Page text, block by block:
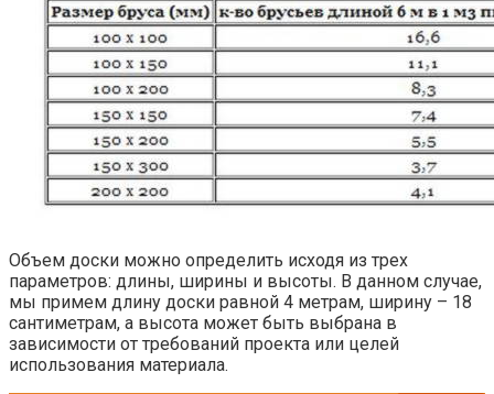
Объем доски можно определить исходя из трех
параметров: длины, ширины и высоты. В данном случае,
мы примем длину доски равной 4 метрам, ширину – 18
сантиметрам, а высота может быть выбрана в
зависимости от требований проекта или целей
использования материала.